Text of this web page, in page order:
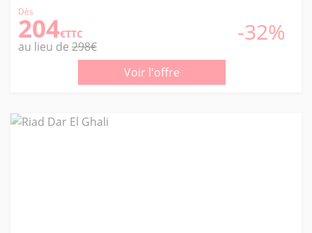
Dès
204€TTC -32%
au lieu de 298€
Voir l'offre